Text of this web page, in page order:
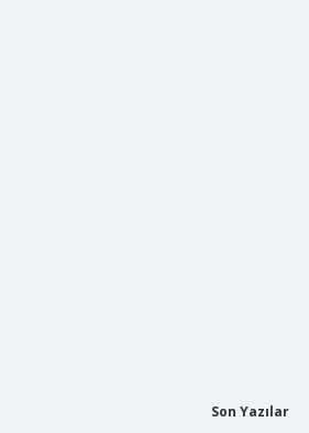
Son Yazılar